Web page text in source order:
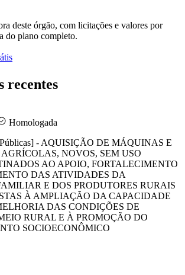
deste órgão, com licitações e valores por
do plano completo.
recentes
Homologada
Públicas] - AQUISIÇÃO DE MÁQUINAS E
NOVOS, SEM USO
AO APOIO, FORTALECIMENTO
DAS ATIVIDADES DA
E DOS PRODUTORES RURAIS
À AMPLIAÇÃO DA CAPACIDADE
DAS CONDIÇÕES DE
RURAL E À PROMOÇÃO DO
SOCIOECONÔMICO